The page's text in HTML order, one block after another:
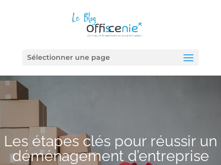
Sélectionner une page
Les étapes clés pour réussir un
déménagement d’entreprise